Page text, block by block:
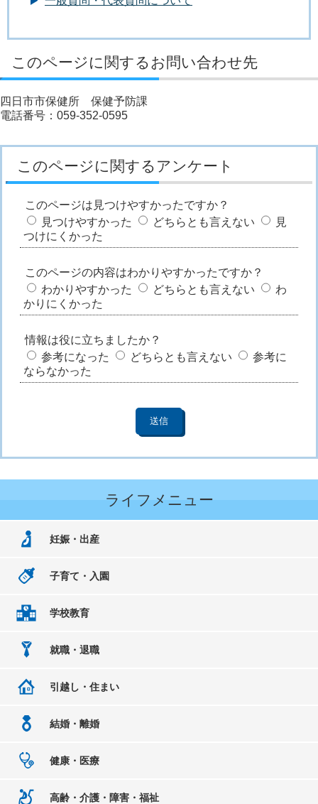
このページに関するお問い合わせ先
四日市市保健所 保健予防課
電話番号：059-352-0595
このページに関するアンケート
このページは見つけやすかったですか？
見つけやすかった
どちらとも言えない
見
つけにくかった
このページの内容はわかりやすかったですか？
わかりやすかった
どちらとも言えない
わ
かりにくかった
情報は役に立ちましたか？
参考になった
どちらとも言えない
参考に
ならなかった
ライフメニュー
妊娠・出産
子育て・入園
学校教育
就職・退職
引越し・住まい
結婚・離婚
健康・医療
高齢・介護・障害・福祉